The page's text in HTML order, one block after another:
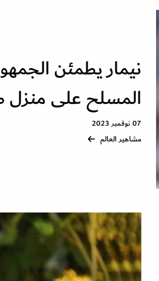
نيمار يطمئن
المسلح على منزل
07 نوفمبر 2023
مشاهير العالم